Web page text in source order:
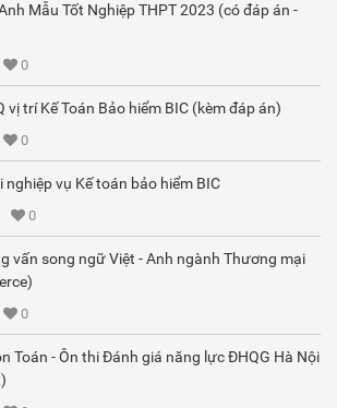
Mẫu Tốt Nghiệp THPT 2023 (có đáp án -
0
vị trí Kế Toán Bảo hiểm BIC (kèm đáp án)
0
nghiệp vụ Kế toán bảo hiểm BIC
0
vấn song ngữ Việt - Anh ngành Thương mại
0
Toán - Ôn thi Đánh giá năng lực ĐHQG Hà Nội